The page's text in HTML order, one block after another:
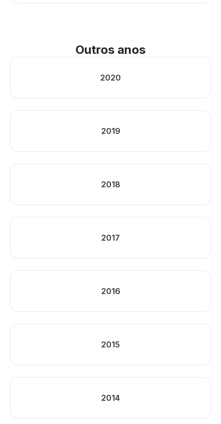
Outros anos
2020
2019
2018
2017
2016
2015
2014